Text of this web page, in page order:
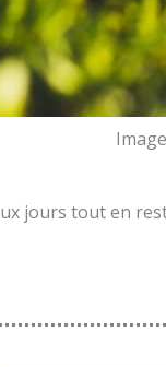
jours tout en